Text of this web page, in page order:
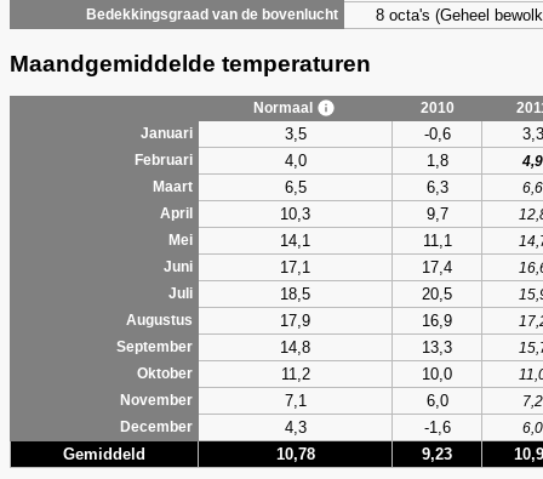
Bedekkingsgraad van de bovenlucht 8 octa's (Geheel
Maandgemiddelde temperaturen
Normaal 2010
Januari
3,5 -0,6 3,3
Februari 4,0 1,8
4,9
Maart
6,5 6,3
6,6
April
10,3 9,7
Mei
14,1 11,1
Juni
17,1 17,4
Juli
18,5 20,5
Augustus
17,9 16,9
September
14,8 13,3
Oktober
11,2 10,0
November
7,1 6,0
7,2
December
4,3 -1,6 6,0
Gemiddeld 10,78 9,23